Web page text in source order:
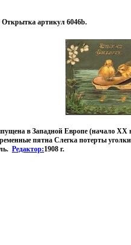
Открытка артикул 6046b.
в Западной Европе (начало ХХ
пятна Слегка потерты
Редактор:1908 г.